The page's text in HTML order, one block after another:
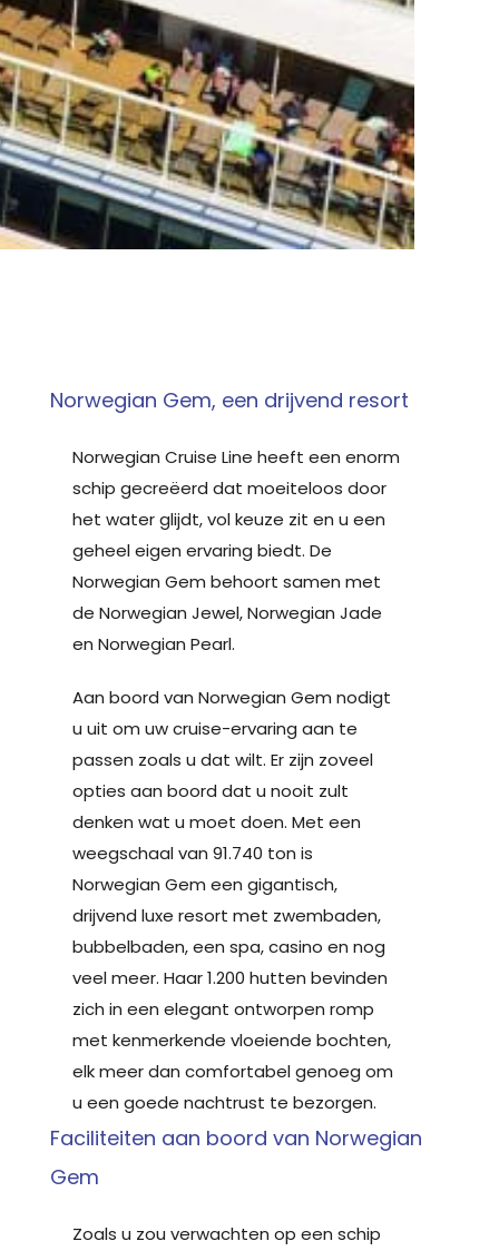
Norwegian Gem, een drijvend resort
Norwegian Cruise Line heeft een enorm
schip gecreëerd dat moeiteloos door
het water glijdt, vol keuze zit en u een
geheel eigen ervaring biedt. De
Norwegian Gem behoort samen met
de Norwegian Jewel, Norwegian Jade
en Norwegian Pearl.
Aan boord van Norwegian Gem nodigt
u uit om uw cruise-ervaring aan te
passen zoals u dat wilt. Er zijn zoveel
opties aan boord dat u nooit zult
denken wat u moet doen. Met een
weegschaal van 91.740 ton is
Norwegian Gem een gigantisch,
drijvend luxe resort met zwembaden,
bubbelbaden, een spa, casino en nog
veel meer. Haar 1.200 hutten bevinden
zich in een elegant ontworpen romp
met kenmerkende vloeiende bochten,
elk meer dan comfortabel genoeg om
u een goede nachtrust te bezorgen.
Faciliteiten aan boord van Norwegian
Gem
Zoals u zou verwachten op een schip